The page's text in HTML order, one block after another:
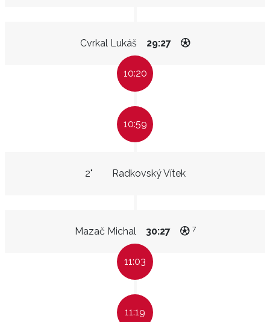
Cvrkal Lukáš 29:27
10:20
10:59
Radkovský Vítek
2"
Mazač Michal 30:27 7
11:03
11:19